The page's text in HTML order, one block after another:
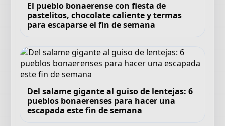
El pueblo bonaerense con fiesta de
pastelitos, chocolate caliente y termas
para escaparse el fin de semana
Del salame gigante al guiso de lentejas: 6
pueblos bonaerenses para hacer una
escapada este fin de semana